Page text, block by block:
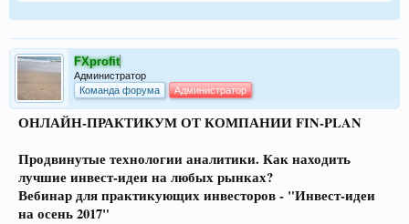
FXprofit
Администратор
Команда форума
Администратор
ОНЛАЙН-ПРАКТИКУМ ОТ КОМПАНИИ FIN-PLAN
Продвинутые технологии аналитики. Как находить
лучшие инвест-идеи на любых рынках?
Вебинар для практикующих инвесторов - "Инвест-идеи
на осень 2017"